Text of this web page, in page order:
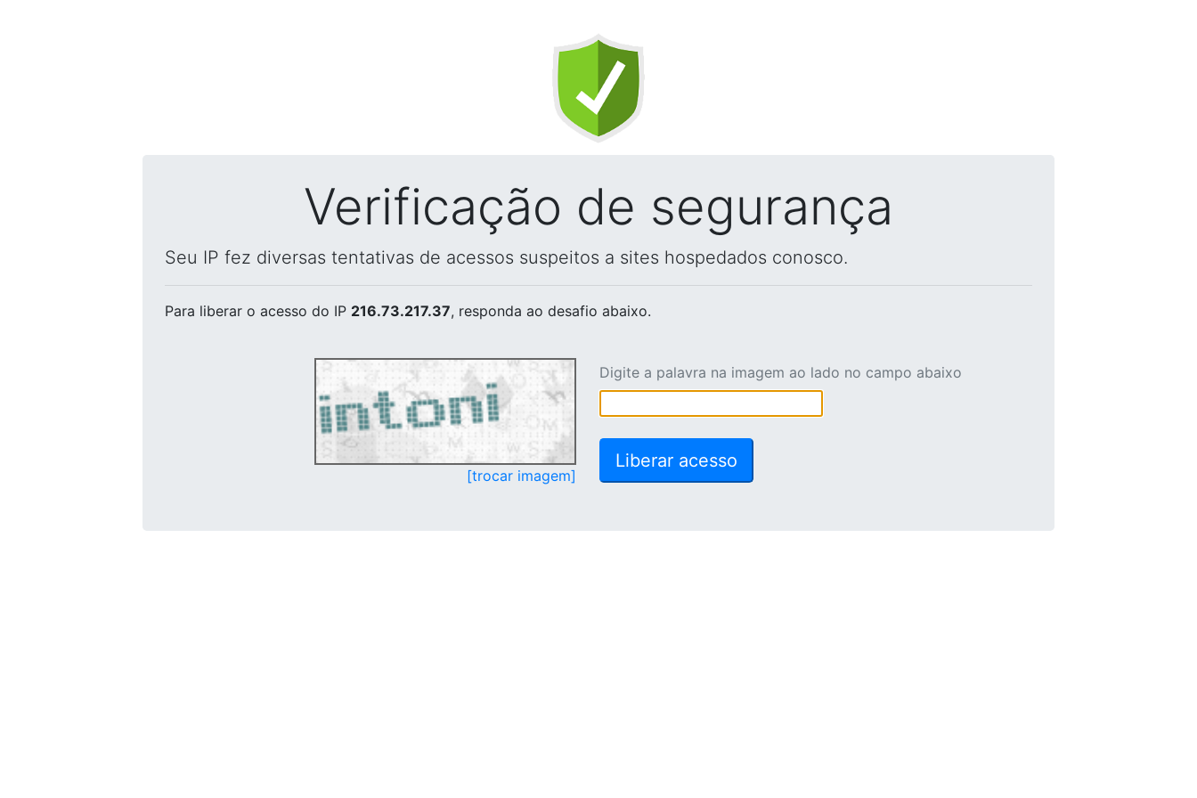
Verificação de segurança
Seu IP fez diversas tentativas de acessos suspeitos a sites hospedados conosco.
Para liberar o acesso do IP 216.73.217.37, responda ao desafio abaixo.
[trocar imagem]
Digite a palavra na imagem ao lado no campo abaixo